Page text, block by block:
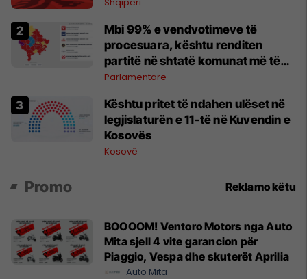
Mbi 99% e vendvotimeve të
procesuara, kështu renditen
partitë në shtatë komunat më të
mëdha
Parlamentare
Kështu pritet të ndahen ulëset në
legjislaturën e 11-të në Kuvendin e
Kosovës
Kosovë
Promo Reklamo këtu
BOOOOM! Ventoro Motors nga Auto
Mita sjell 4 vite garancion për
Piaggio, Vespa dhe skuterët Aprilia
Auto Mita